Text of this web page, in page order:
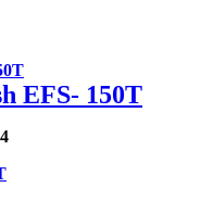
EFS- 150T